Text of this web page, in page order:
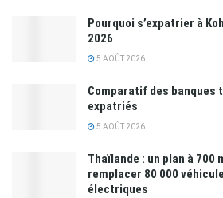
Pourquoi s’expatrier à
2026
5 AOÛT 2026
Comparatif des banques
expatriés
5 AOÛT 2026
Thaïlande : un plan à
remplacer 80 000
électriques